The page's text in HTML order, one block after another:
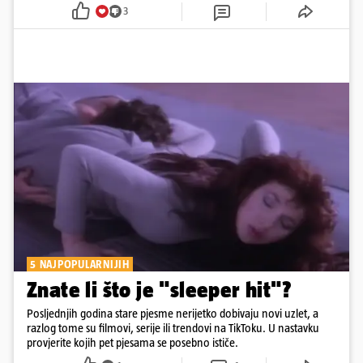
3
5 NAJPOPULARNIJIH
Znate li što je "sleeper hit"?
Posljednjih godina stare pjesme nerijetko dobivaju novi uzlet, a
razlog tome su filmovi, serije ili trendovi na TikToku. U nastavku
provjerite kojih pet pjesama se posebno ističe.